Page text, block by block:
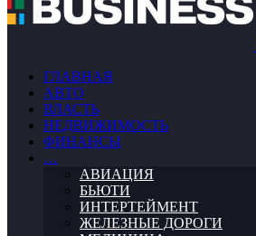
ГЛАВНАЯ
АВТО
ВЛАСТЬ
НЕДВИЖИМОСТЬ
ФИНАНСЫ
…
АВИАЦИЯ
БЬЮТИ
ИНТЕРТЕЙМЕНТ
ЖЕЛЕЗНЫЕ ДОРОГИ